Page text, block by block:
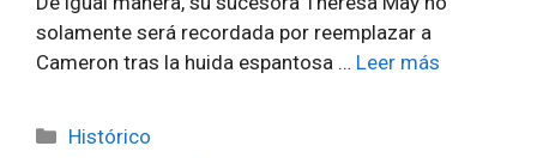
solamente será recordada por reemplazar a
Cameron tras la huida espantosa … Leer más
Categorías
Histórico